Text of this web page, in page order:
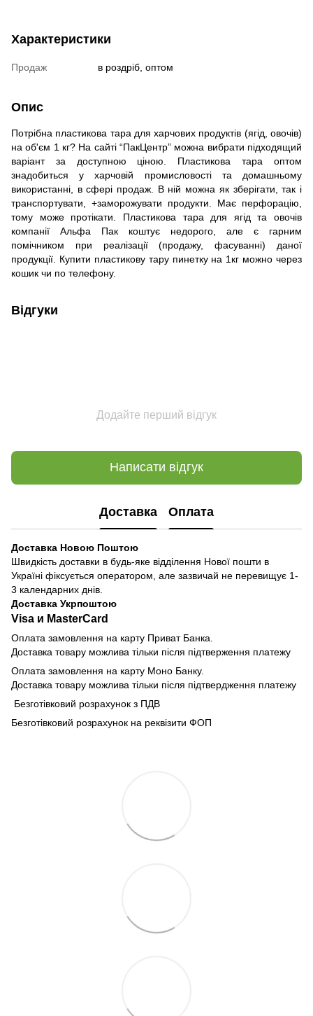
Характеристики
Продаж в роздріб, оптом
Опис
Потрібна пластикова тара для харчових продуктів (ягід, овочів)
на об'єм 1 кг? На сайті “ПакЦентр” можна вибрати підходящий
варіант за доступною ціною. Пластикова тара оптом
знадобиться у харчовій промисловості та домашньому
використанні, в сфері продаж. В ній можна як зберігати, так і
транспортувати, +заморожувати продукти. Має перфорацію,
тому може протікати. Пластикова тара для ягід та овочів
компанії Альфа Пак коштує недорого, але є гарним
помічником при реалізації (продажу, фасуванні) даної
продукції. Купити пластикову тару пинетку на 1кг можно через
кошик чи по телефону.
Відгуки
Додайте перший відгук
Написати відгук
Доставка Оплата
Доставка Новою Поштою
Швидкість доставки в будь-яке відділення Нової пошти в
Україні фіксується оператором, але зазвичай не перевищує 1-
3 календарних днів.
Доставка Укрпоштою
Visa и MasterCard
Оплата замовлення на карту Приват Банка.
Доставка товару можлива тільки після підтверження платежу
Оплата замовлення на карту Моно Банку.
Доставка товару можлива тільки після підтвердження платежу
Безготівковий розрахунок з ПДВ
Безготівковий розрахунок на реквізити ФОП